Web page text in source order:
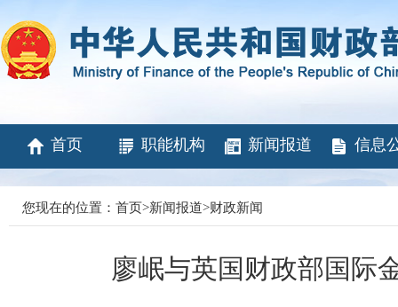
首页 职能机构 新闻报道 信息
您现在的位置： 首页>新闻报道>财政新闻
廖岷与英国财政部国际